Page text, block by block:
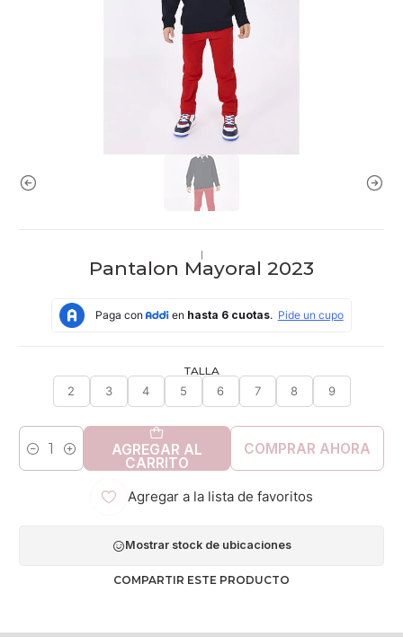
|
Pantalon Mayoral 2023
TALLA
2
3 4 5 6 7 8 9
Cantidad AGREGAR AL
CARRITO
COMPRAR AHORA
Agregar a la lista de favoritos
Mostrar stock de ubicaciones
COMPARTIR ESTE PRODUCTO